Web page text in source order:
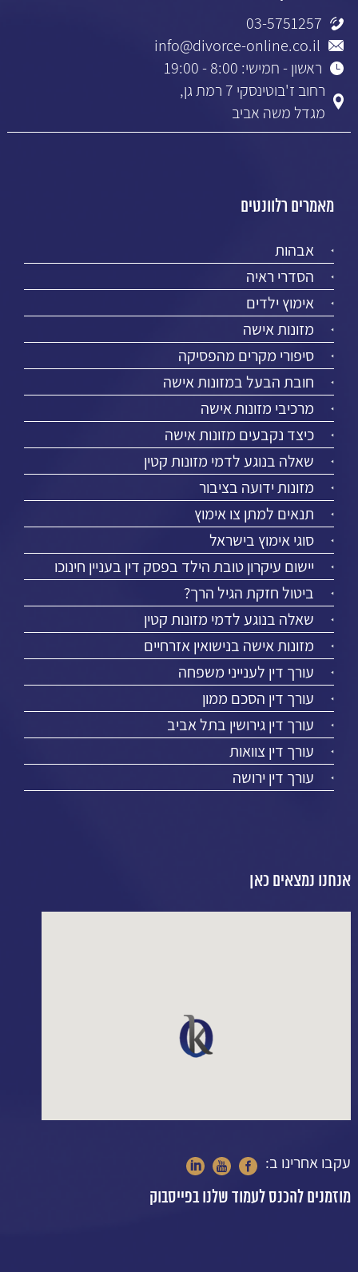
03-5751257
info@divorce-online.co.il
ראשון - חמישי: 8:00 - 19:00
רחוב ז'בוטינסקי 7 רמת גן,
מגדל משה אביב
מאמרים רלוונטים
אבהות
הסדרי ראיה
אימוץ ילדים
מזונות אישה
סיפורי מקרים מהפסיקה
חובת הבעל במזונות אישה
מרכיבי מזונות אישה
כיצד נקבעים מזונות אישה
שאלה בנוגע לדמי מזונות קטין
מזונות ידועה בציבור
תנאים למתן צו אימוץ
סוגי אימוץ בישראל
יישום עיקרון טובת הילד בפסק דין בעניין חינוכו
ביטול חזקת הגיל הרך?
שאלה בנוגע לדמי מזונות קטין
מזונות אישה בנישואין אזרחיים
עורך דין לענייני משפחה
עורך דין הסכם ממון
עורך דין גירושין בתל אביב
עורך דין צוואות
עורך דין ירושה
אנחנו נמצאים כאן
עקבו אחרינו ב:
מוזמנים להכנס לעמוד שלנו בפייסבוק